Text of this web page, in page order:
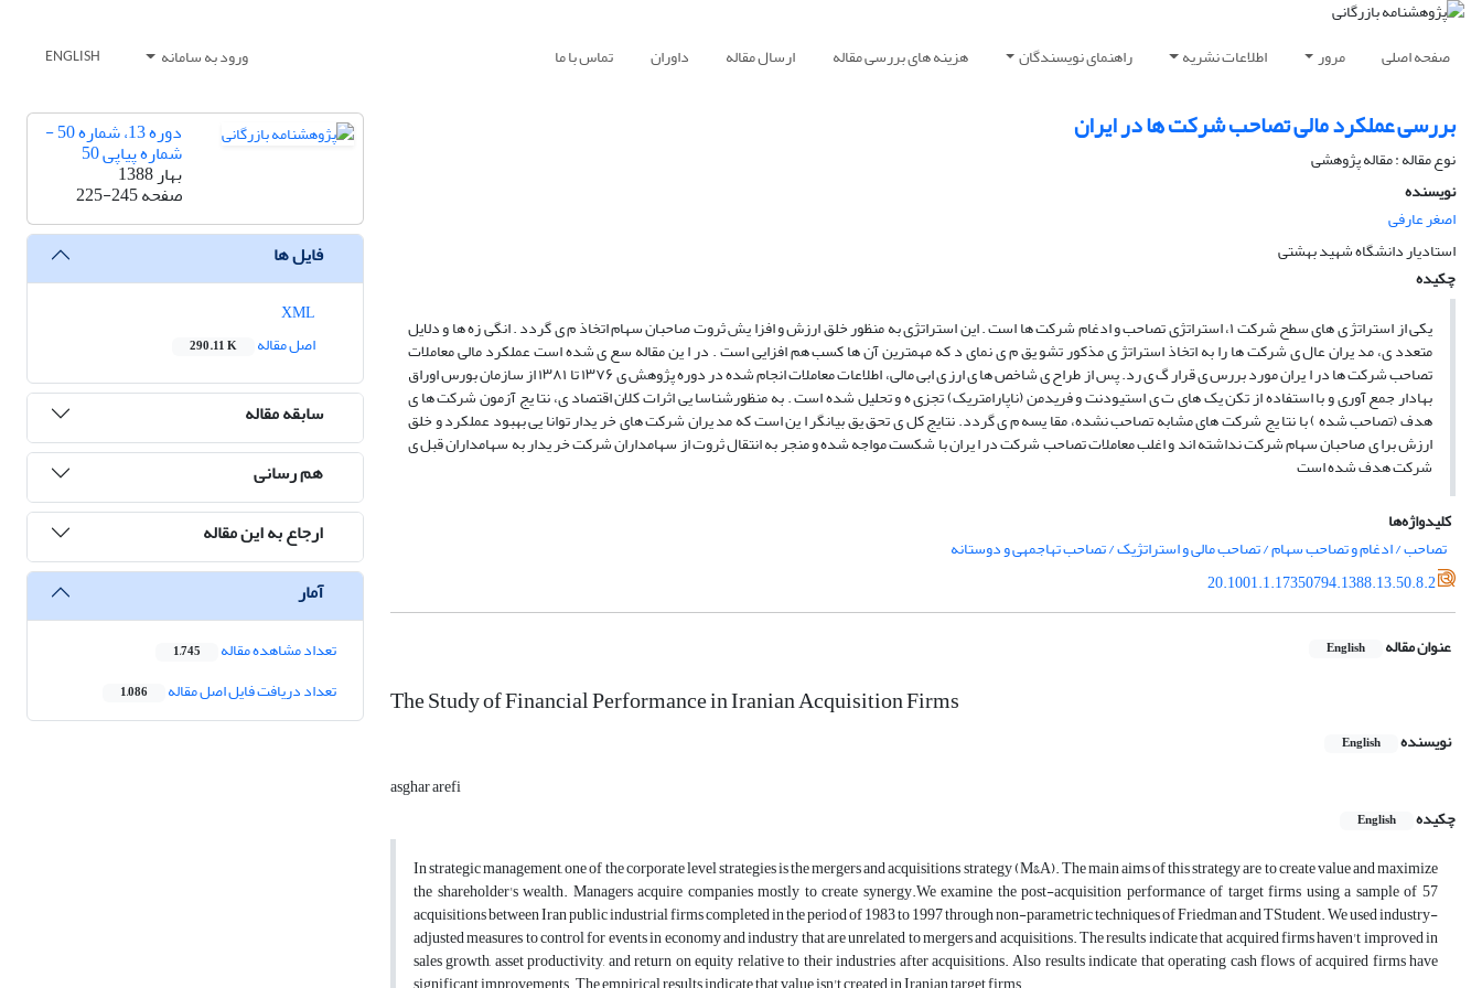
صفحه اصلی مرور اطلاعات نشریه راهنمای نویسندگان هزینه های بررسی مقاله ارسال مقاله داوران تماس با ما ورود به سامانه ENGLISH
بررسی عملکرد مالی تصاحب شرکت ها در ایران
نوع مقاله : مقاله پژوهشی
نویسنده
اصغر عارفی
استادیار دانشگاه شهید بهشتی
چکیده
یکی از استراتژ ی های سطح شرکت ١، استراتژی تصاحب و ادغام شرکت ها است . این استراتژی به منظور خلق ارزش و افزا یش ثروت صاحبان سهام اتخاذ م ی گردد . انگی زه ها و دلایل
متعدد ی، مد یران عال ی شرکت ها را به اتخاذ استراتژ ی مذکور تشو یق م ی نمای د که مهمترین آن ها کسب هم افزایی است . در ا ین مقاله سع ی شده است عملکرد مالی معاملات
تصاحب شرکت ها در ا یران مورد بررس ی قرار گ ی رد. پس از طراح ی شاخص ها ی ارز ی ابی مالی، اطلاعات معاملات انجام شده در دوره پژوهش ی ۱۳۷۶ تا ۱۳۸۱ از سازمان بورس اوراق
بهادار جمع آوری و با استفاده از تکن یک های ت ی استیودنت و فریدمن (ناپارامتریک) تجزی ه و تحلیل شده است . به منظورشناسا یی اثرات کلان اقتصاد ی، نتا یج آزمون شرکت ها ی
هدف (تصاحب شده ) با نتا یج شرکت های مشابه تصاحب نشده، مقا یسه م ی گردد. نتایج کل ی تحق یق بیانگر ا ین است که مد یران شرکت های خر یدار توانا یی بهبود عملکرد و خلق
ارزش برا ی صاحبان سهام شرکت نداشته اند و اغلب معاملات تصاحب شرکت در ا یران با شکست مواجه شده و منجر به انتقال ثروت از سهامداران شرکت خر یدار به سهامداران قبل ی
شرکت هدف شده است
کلیدواژه‌ها
تصاحب / ادغام و تصاحب سهام / تصاحب مالی و استراتژیک / تصاحب تهاجمهی و دوستانه
20.1001.1.17350794.1388.13.50.8.2
عنوان مقاله English
The Study of Financial Performance in Iranian Acquisition Firms
نویسنده English
asghar arefi
چکیده
English
In strategic management, one of the corporate level strategies is the mergers and acquisitions strategy (M&A). The main aims of this strategy are to create value and maximize
the shareholder's wealth. Managers acquire companies mostly to create synergy.We examine the post-acquisition performance of target firms using a sample of 57
acquisitions between Iran public industrial firms completed in the period of 1983 to 1997 through non-parametric techniques of Friedman and TStudent. We used industry-
adjusted measures to control for events in economy and industry that are unrelated to mergers and acquisitions. The results indicate that acquired firms haven't improved in
sales growth, asset productivity, and return on equity relative to their industries after acquisitions. Also results indicate that operating cash flows of acquired firms have
دوره 13، شماره 50 -
شماره پیاپی 50
بهار 1388
صفحه225-245
فایل ها
اصل مقاله
290.11 K
سابقه مقاله
هم رسانی
ارجاع به این مقاله
آمار
تعداد مشاهده مقاله 1,745
تعداد دریافت فایل اصل مقاله 1,086